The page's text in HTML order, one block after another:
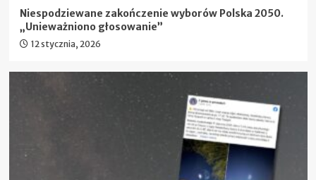
Niespodziewane zakończenie wyborów Polska 2050.
„Unieważniono głosowanie”
12 stycznia, 2026